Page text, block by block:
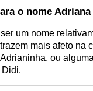
o nome Adriana
um nome
mais afeto na
ou
Didi.